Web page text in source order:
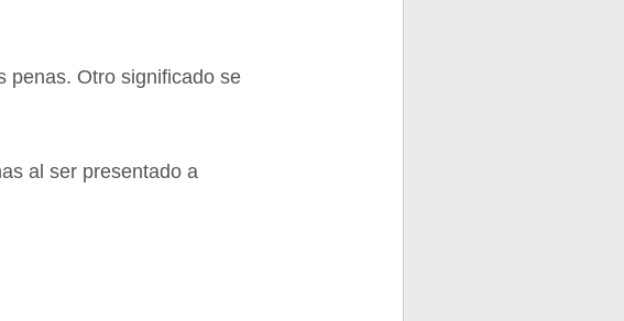
penas. Otro significado se
al ser presentado a